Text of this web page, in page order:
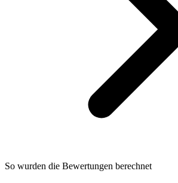
So wurden die Bewertungen berechnet